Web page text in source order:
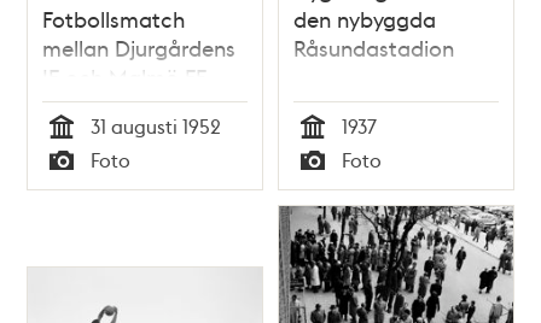
Fotbollsmatch
mellan Djurgårdens
IF och Malmö FF.
Spelarna fr.v. Eric
Nilsson (MFF), Åke
Hansson (MFF) och
John ""Jompa""
Tid
31 augusti 1952
Typ
Foto
den nybyggda
Råsundastadion
Tid
1937
Typ
Foto